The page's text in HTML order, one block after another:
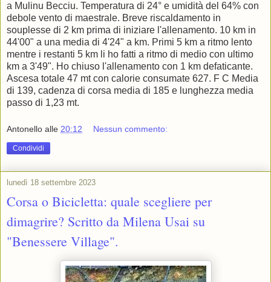
a Mulinu Becciu. Temperatura di 24° e umidità del 64% con
debole vento di maestrale. Breve riscaldamento in
souplesse di 2 km prima di iniziare l'allenamento. 10 km in
44'00" a una media di 4'24" a km. Primi 5 km a ritmo lento
mentre i restanti 5 km li ho fatti a ritmo di medio con ultimo
km a 3'49". Ho chiuso l'allenamento con 1 km defaticante.
Ascesa totale 47 mt con calorie consumate 627. F C Media
di 139, cadenza di corsa media di 185 e lunghezza media
passo di 1,23 mt.
Antonello alle 20:12 Nessun commento:
Condividi
lunedì 18 settembre 2023
Corsa o Bicicletta: quale scegliere per
dimagrire? Scritto da Milena Usai su
"Benessere Village".